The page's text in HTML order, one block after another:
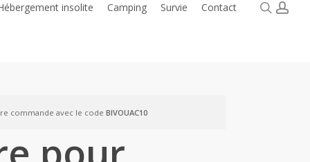
insolite Camping Survie Contact search
commande avec le codeBIVOUAC10